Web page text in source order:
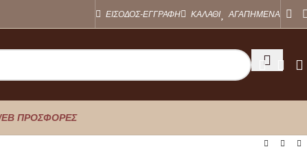
ΕΙΣΟΔΟΣ-ΕΓΓΡΑΦΗ ΚΑΛΑΘΙ ΑΓΑΠΗΜΕΝΑ
ΠΡΟΣΦΟΡΕΣ